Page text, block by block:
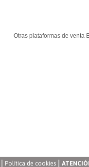
Otras plataformas de venta
Política de cookies